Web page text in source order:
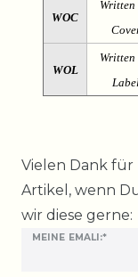
WOC
Written
WOL
Written
Vielen Dank für
Artikel, wenn
wir diese gerne:
MEINE EMALI:*